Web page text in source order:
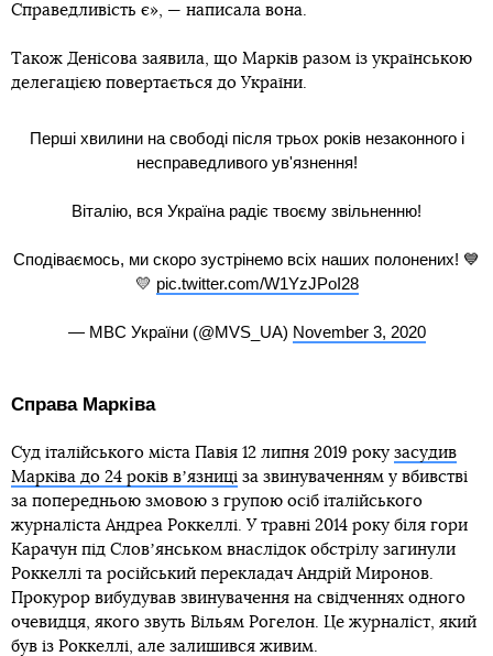
Справедливість є», — написала вона.
Також Денісова заявила, що Марків разом із українською
делегацією повертається до України.
Перші хвилини на свободі після трьох років незаконного і
несправедливого ув'язнення!
Віталію, вся Україна радіє твоєму звільненню!
Сподіваємось, ми скоро зустрінемо всіх наших полонених! 💙
💛 pic.twitter.com/W1YzJPoI28
— МВС України (@MVS_UA) November 3, 2020
Справа Марківа
Суд італійського міста Павія 12 липня 2019 року засудив
Марківа до 24 років вʼязниці за звинуваченням у вбивстві
за попередньою змовою з групою осіб італійського
журналіста Андреа Роккеллі. У травні 2014 року біля гори
Карачун під Словʼянськом внаслідок обстрілу загинули
Роккеллі та російський перекладач Андрій Миронов.
Прокурор вибудував звинувачення на свідченнях одного
очевидця, якого звуть Вільям Рогелон. Це журналіст, який
був із Роккеллі, але залишився живим.